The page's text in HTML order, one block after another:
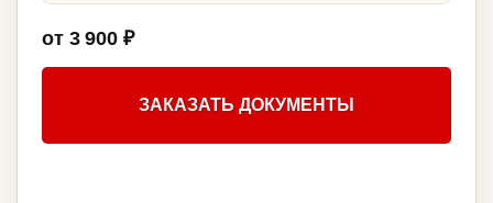
от 3 900 ₽
ЗАКАЗАТЬ ДОКУМЕНТЫ